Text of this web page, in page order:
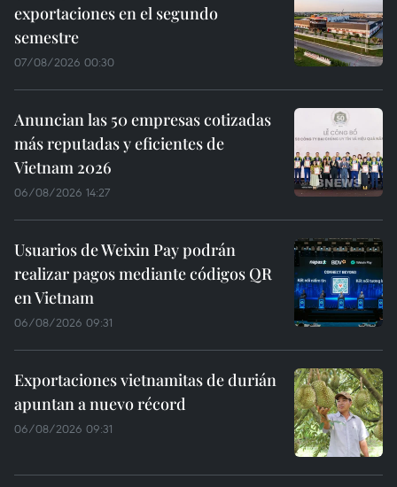
exportaciones en el segundo
semestre
07/08/2026 00:30
Anuncian las 50 empresas cotizadas
más reputadas y eficientes de
Vietnam 2026
06/08/2026 14:27
Usuarios de Weixin Pay podrán
realizar pagos mediante códigos QR
en Vietnam
06/08/2026 09:31
Exportaciones vietnamitas de durián
apuntan a nuevo récord
06/08/2026 09:31